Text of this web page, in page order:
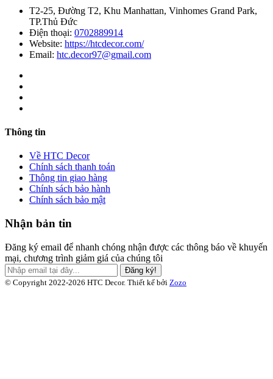
T2-25, Đường T2, Khu Manhattan, Vinhomes Grand Park,
TP.Thủ Đức
Điện thoại: 0702889914
Website: https://htcdecor.com/
Email: htc.decor97@gmail.com
Thông tin
Về HTC Decor
Chính sách thanh toán
Thông tin giao hàng
Chính sách bảo hành
Chính sách bảo mật
Nhận bản tin
Đăng ký email để nhanh chóng nhận được các thông báo về khuyến
mại, chương trình giảm giá của chúng tôi
Đăng ký!
© Copyright 2022-2026 HTC Decor. Thiết kế bởi Zozo